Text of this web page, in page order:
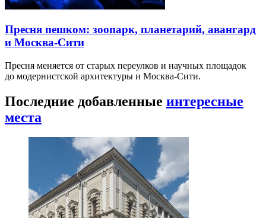
Пресня пешком: зоопарк, планетарий, авангард
и Москва-Сити
Пресня меняется от старых переулков и научных площадок
до модернистской архитектуры и Москва-Сити.
Последние добавленные интересные
места